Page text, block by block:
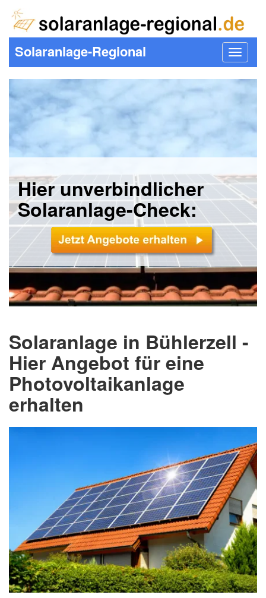
Toggle
Solaranlage-Regional
Hier unverbindlicher
Solaranlage-Check:
Solaranlage in Bühlerzell -
Hier Angebot für eine
Photovoltaikanlage
erhalten